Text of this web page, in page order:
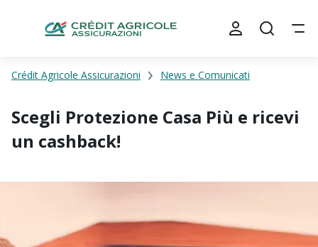
Crédit Agricole Assicurazioni News e Comunicati
Scegli Protezione Casa Più e ricevi
un cashback!